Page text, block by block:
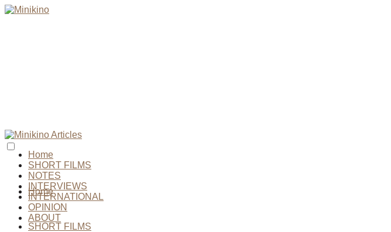
Home
SHORT FILMS
Home
SHORT FILMS
NOTES
INTERVIEWS
INTERNATIONAL
OPINION
ABOUT